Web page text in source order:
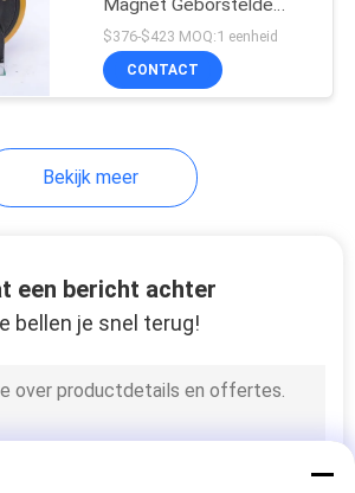
Lijst
Schaarlift
Magnet Geborstelde
Motor aandrijving Wiel
assemblage Motor
$376-$423 MOQ:1 eenheid
CONTACT
Bekijk meer
een bericht achter
bellen je snel terug!